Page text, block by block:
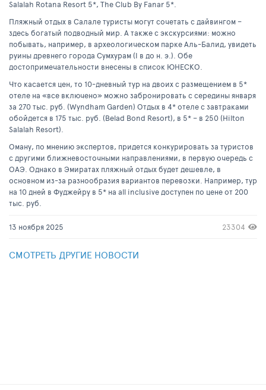
Salalah Rotana Resort 5*, The Club By Fanar 5*.
Пляжный отдых в Салале туристы могут сочетать с дайвингом –
здесь богатый подводный мир. А также с экскурсиями: можно
побывать, например, в археологическом парке Аль-Балид, увидеть
руины древнего города Сумхурам (I в до н. э.). Обе
достопримечательности внесены в список ЮНЕСКО.
Что касается цен, то 10-дневный тур на двоих с размещением в 5*
отеле на «все включено» можно забронировать с середины января
за 270 тыс. руб. (Wyndham Garden) Отдых в 4* отеле с завтраками
обойдется в 175 тыс. руб. (Belad Bond Resort), в 5* – в 250 (Hilton
Salalah Resort).
Оману, по мнению экспертов, придется конкурировать за туристов
с другими ближневосточными направлениями, в первую очередь с
ОАЭ. Однако в Эмиратах пляжный отдых будет дешевле, в
основном из-за разнообразия вариантов перевозки. Например, тур
на 10 дней в Фуджейру в 5* на all inclusive доступен по цене от 200
тыс. руб.
13 ноября 2025 23304
СМОТРЕТЬ ДРУГИЕ НОВОСТИ